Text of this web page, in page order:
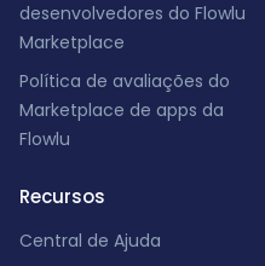
desenvolvedores do Flowlu
Marketplace
Política de avaliações do
Marketplace de apps da
Flowlu
Recursos
Central de Ajuda